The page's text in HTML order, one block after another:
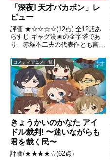
「深夜! 天才バカボン」レ
ビュー
評価 ★☆☆☆☆(12点) 全12話あ
らすじ ギャグ漫画の金字塔であ
り、赤塚不二夫の代表作とも言え
18年ぶりに、細川徹監督のオリ
ジナルストーリーでTVアニメ化
決定！引用- Wikipedia
コメディアニメ一覧
きょうかいのかなた アイ
ドル裁判! 〜迷いながらも
君を裁く民〜
評価/★★★★☆(62点）